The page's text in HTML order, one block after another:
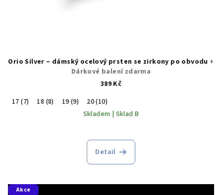
Orio Silver – dámský ocelový prsten se zirkony po obvodu +
Dárkové balení zdarma
389 Kč
17 (7)
18 (8) 19 (9)
20 (10)
Skladem | Sklad B
Detail
Akce